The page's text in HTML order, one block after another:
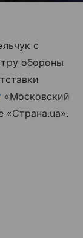
с
обороны
«Московский
«Страна.ua».